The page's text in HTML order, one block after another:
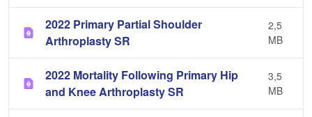
2022 Primary Partial Shoulder
Arthroplasty SR
2,5
MB
2022 Mortality Following Primary Hip
and Knee Arthroplasty SR
3,5
MB